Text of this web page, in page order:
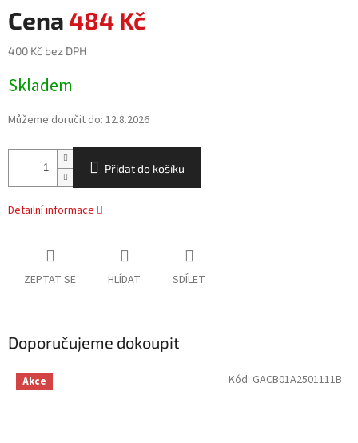
484 Kč
400 Kč bez DPH
cena:
Skladem
Můžeme doručit do: 12.8.2026
Přidat do košíku
Detailní informace
ZEPTAT SE HLÍDAT SDÍLET
Doporučujeme dokoupit
Akce Kód: GACB01A2501111B